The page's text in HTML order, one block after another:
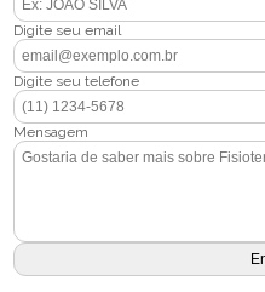
Digite seu email
Digite seu telefone
Mensagem